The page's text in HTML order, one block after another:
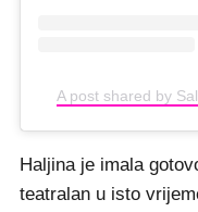
A post shared by
Haljina je imala
teatralan u isto